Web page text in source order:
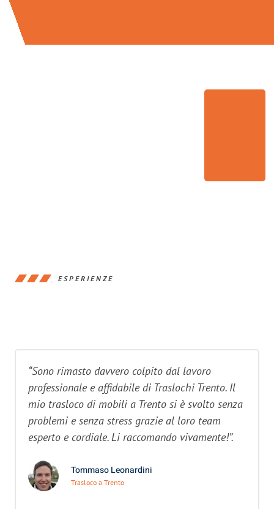
ESPERIENZE
“Sono rimasto davvero colpito dal lavoro
professionale e affidabile di Traslochi Trento. Il
mio trasloco di mobili a Trento si è svolto senza
problemi e senza stress grazie al loro team
esperto e cordiale. Li raccomando vivamente!”.
Tommaso Leonardini
Trasloco a Trento